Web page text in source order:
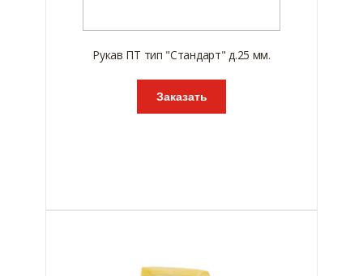
Рукав ПТ тип "Стандарт" д.25 мм.
Заказать